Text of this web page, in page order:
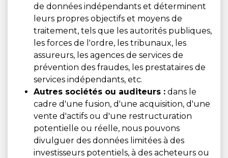
de données indépendants et déterminent
leurs propres objectifs et moyens de
traitement, tels que les autorités publiques,
les forces de l'ordre, les tribunaux, les
assureurs, les agences de services de
prévention des fraudes, les prestataires de
services indépendants, etc.
Autres sociétés ou auditeurs : dans le
cadre d'une fusion, d'une acquisition, d'une
vente d'actifs ou d'une restructuration
potentielle ou réelle, nous pouvons
divulguer des données limitées à des
investisseurs potentiels, à des acheteurs ou